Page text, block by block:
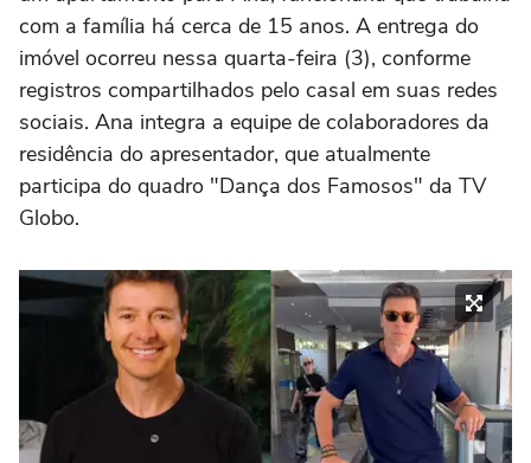
com a família há cerca de 15 anos. A entrega do
imóvel ocorreu nessa quarta-feira (3), conforme
registros compartilhados pelo casal em suas redes
sociais. Ana integra a equipe de colaboradores da
residência do apresentador, que atualmente
participa do quadro "Dança dos Famosos" da TV
Globo.